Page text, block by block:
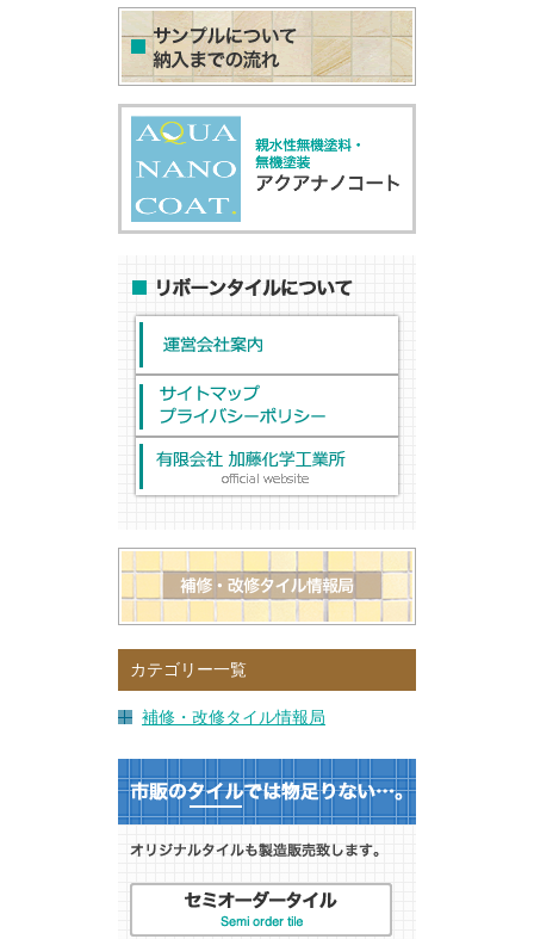
カテゴリー一覧
補修・改修タイル情報局